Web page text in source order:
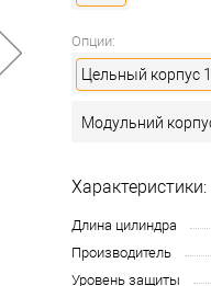
Опции:
Цельный корпус
Модульний
Характеристики:
Длина цилиндра
Производитель
Уровень защиты